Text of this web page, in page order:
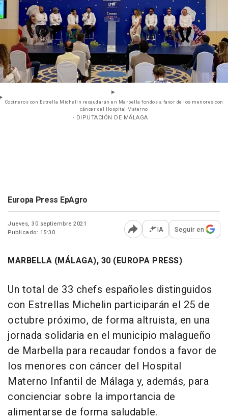
Cocineros con Estrella Michelin recaudarán en Marbella fondos a favor de los menores con
cáncer del Hospital Materno
- DIPUTACIÓN DE MÁLAGA
Europa Press EpAgro
Jueves, 30 septiembre 2021
Publicado: 15:30
Abrir opciones para
IA Seguir en
MARBELLA (MÁLAGA), 30 (EUROPA PRESS)
Un total de 33 chefs españoles distinguidos
con Estrellas Michelin participarán el 25 de
octubre próximo, de forma altruista, en una
jornada solidaria en el municipio malagueño
de Marbella para recaudar fondos a favor de
los menores con cáncer del Hospital
Materno Infantil de Málaga y, además, para
concienciar sobre la importancia de
alimentarse de forma saludable.